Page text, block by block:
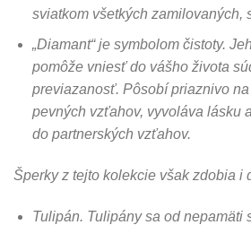
sviatkom všetkých zamilovaných,
„Diamant“ je symbolom čistoty.
pomôže vniesť do vášho života
previazanosť. Pôsobí priaznivo
pevných vzťahov, vyvoláva lásku
do partnerských vzťahov.
Šperky z tejto kolekcie však zdobia i
Tulipán. Tulipány sa od nepamäti